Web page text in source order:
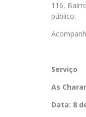
116,
público.
Serviço
As
Data: 8